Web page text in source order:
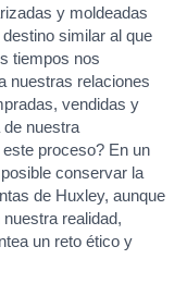
y moldeadas
similar al que
tiempos nos
nuestras relaciones
vendidas y
de nuestra
proceso? En un
conservar la
de Huxley, aunque
realidad,
un reto ético y